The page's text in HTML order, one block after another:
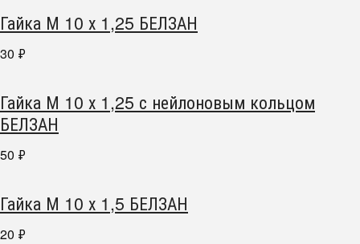
Гайка М 10 х 1,25 БЕЛЗАН
30 ₽
Гайка М 10 х 1,25 с нейлоновым кольцом
БЕЛЗАН
50 ₽
Гайка М 10 х 1,5 БЕЛЗАН
20 ₽